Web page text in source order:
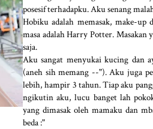
posesif terhadapku. Aku senang
Hobiku adalah memasak, make-up
masa adalah Harry Potter. Masakan
saja.
Aku sangat menyukai kucing dan
(aneh sih memang --"). Aku juga
lebih, hampir 3 tahun. Tiap aku
ngikutin aku, lucu banget lah
yang dimasak oleh mamaku dan
beda :"